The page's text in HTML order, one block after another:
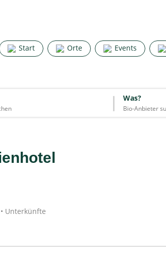
Start Orte Events
Was?
Start Orte Events
Was?
Unterkünfte